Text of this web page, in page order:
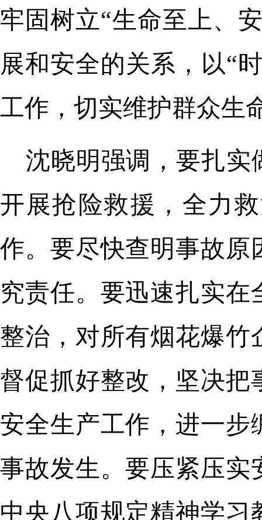
牢固树立“生命至上、
展和安全的关系，以“
工作，切实维护群众生
沈晓明强调，要扎实
开展抢险救援，全力
作。要尽快查明事故原
究责任。要迅速扎实
整治，对所有烟花爆
督促抓好整改，坚决
安全生产工作，进一
事故发生。要压紧压实
中央八项规定精神学